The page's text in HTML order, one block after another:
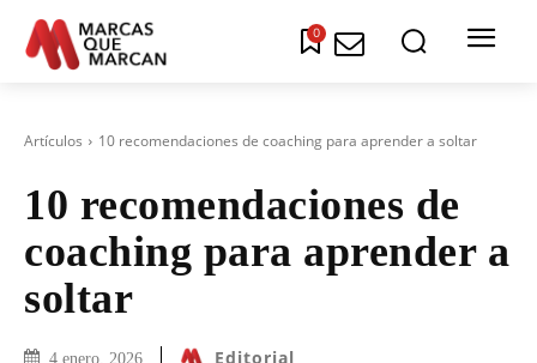
0
Artículos 10 recomendaciones de coaching para aprender a soltar
10 recomendaciones de
coaching para aprender a
soltar
4 enero, 2026 Editorial